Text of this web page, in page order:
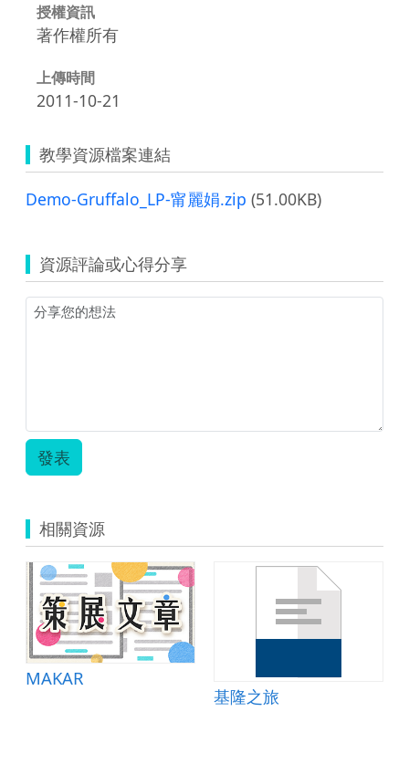
授權資訊
著作權所有
上傳時間
2011-10-21
教學資源檔案連結
Demo-Gruffalo_LP-甯麗娟.zip (51.00KB)
資源評論或心得分享
發表
相關資源
MAKAR
基隆之旅